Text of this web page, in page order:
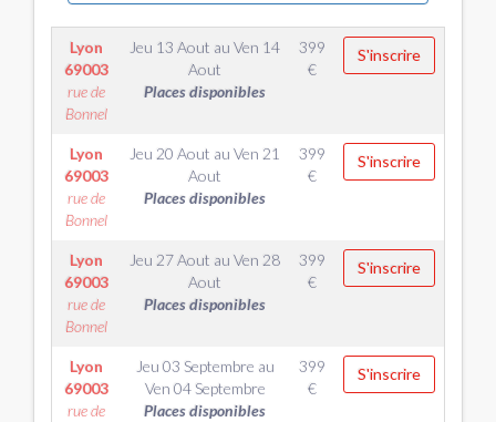
Lyon
69003
rue de
Bonnel
Jeu 13 Aout au Ven 14
Aout
Places disponibles
399
€
S'inscrire
Lyon
69003
rue de
Bonnel
Jeu 20 Aout au Ven 21
Aout
Places disponibles
399
€
S'inscrire
Lyon
69003
rue de
Bonnel
Jeu 27 Aout au Ven 28
Aout
Places disponibles
399
€
S'inscrire
Lyon
69003
rue de
Jeu 03 Septembre au
Ven 04 Septembre
Places disponibles
399
€
S'inscrire